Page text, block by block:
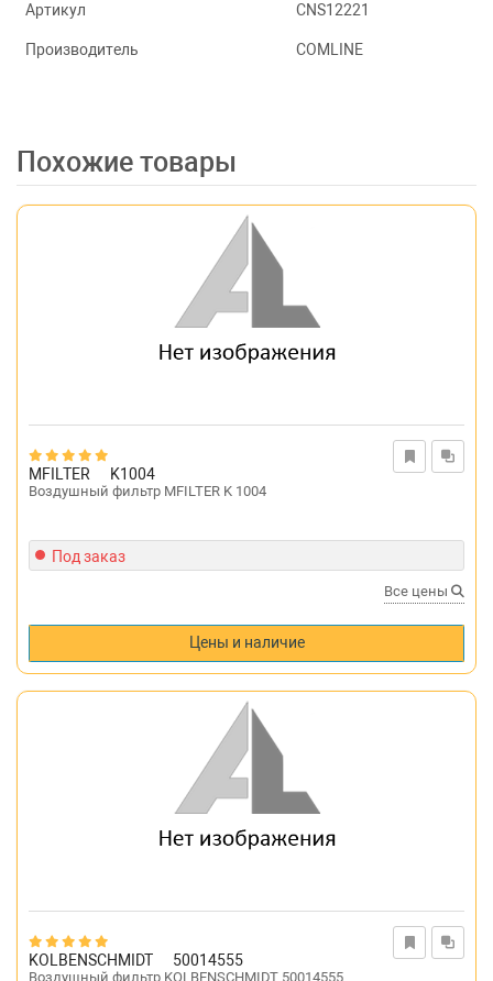
Артикул CNS12221
Производитель COMLINE
Похожие товары
MFILTER K1004
Воздушный фильтр MFILTER K 1004
Под заказ
Все цены
Цены и наличие
KOLBENSCHMIDT 50014555
Воздушный фильтр KOLBENSCHMIDT 50014555